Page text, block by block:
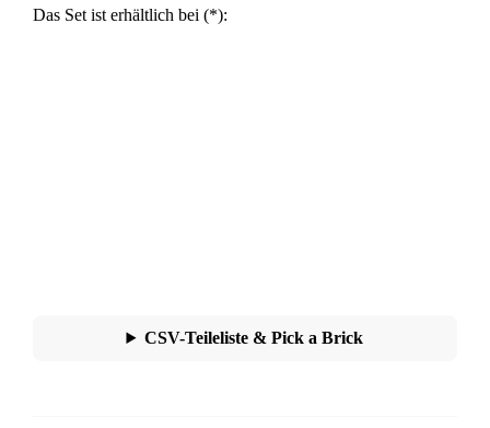
CSV-Teileliste & Pick a Brick